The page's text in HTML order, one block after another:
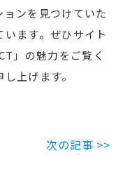
ンを見つけていた
ます。ぜひサイト
」の魅力をご覧く
上げます。
次の記事 >>